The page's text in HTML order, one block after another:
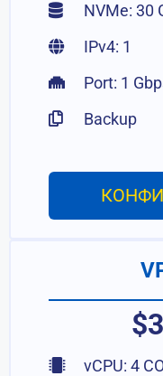
NVMe: 30
IPv4: 1
Port: 1
Backup
vCPU: 4